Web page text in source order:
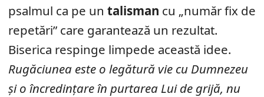
psalmul ca pe un talisman cu „număr fix de
repetări” care garantează un rezultat.
Biserica respinge limpede această idee.
Rugăciunea este o legătură vie cu Dumnezeu
și o încredințare în purtarea Lui de grijă, nu